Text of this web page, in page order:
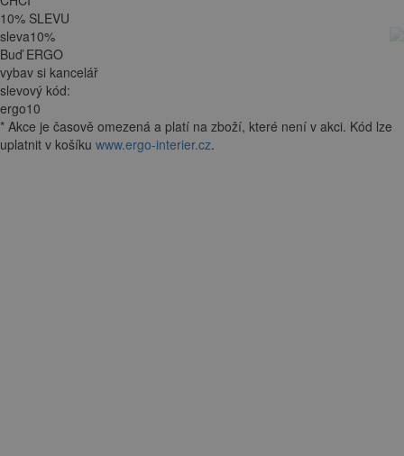
10% SLEVU
sleva10%
Buď ERGO
vybav si kancelář
slevový kód:
ergo10
* Akce je časově omezená a platí na zboží, které není v akci. Kód lze
uplatnit v košíku www.ergo-interier.cz.